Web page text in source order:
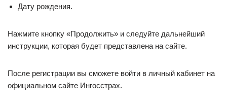
Дату рождения.
Нажмите кнопку «Продолжить» и следуйте дальнейший
инструкции, которая будет представлена на сайте.
После регистрации вы сможете войти в личный кабинет на
официальном сайте Ингосстрах.